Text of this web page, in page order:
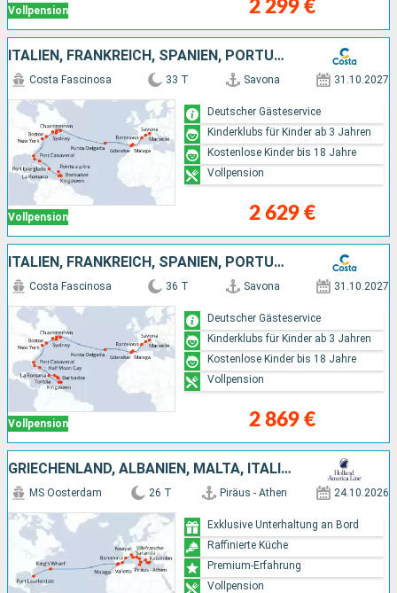
Vollpension 2 299 €
ITALIEN, FRANKREICH, SPANIEN, PORTUGAL, KANADA, VEREINIGTE STAATEN VON AMERIKA, BAHAMAS, DOMINIKANISCHE REPUBLIK, ST. VINCENT UND DIE GRENADINEN, BARBADOS
Vollpension
Costa Fascinosa 33 T Savona 31.10.2027
2 629 €
Deutscher Gästeservice
Kinderklubs für Kinder ab 3 Jahren
Kostenlose Kinder bis 18 Jahre
Vollpension
ITALIEN, FRANKREICH, SPANIEN, PORTUGAL, KANADA, VEREINIGTE STAATEN VON AMERIKA, BAHAMAS, ST. VINCENT UND DIE GRENADINEN, BARBADOS, ANTIGUA UND BARBUDA, DOMINIKANISCHE REPUBLIK
Vollpension
Costa Fascinosa 36 T Savona 31.10.2027
2 869 €
Deutscher Gästeservice
Kinderklubs für Kinder ab 3 Jahren
Kostenlose Kinder bis 18 Jahre
Vollpension
GRIECHENLAND, ALBANIEN, MALTA, ITALIEN, FRANKREICH, SPANIEN, BERMUDA, VEREINIGTE STAATEN VON AMERIKA
MS Oosterdam 26 T Piräus - Athen 24.10.2026
Exklusive Unterhaltung an Bord
Raffinierte Küche
Premium-Erfahrung
Vollpension